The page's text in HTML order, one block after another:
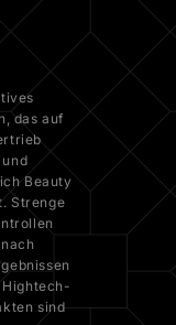
das auf
Beauty
Strenge
sind